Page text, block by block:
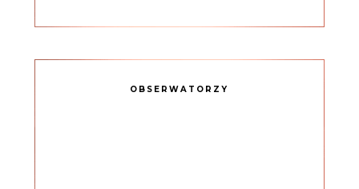
OBSERWATORZY